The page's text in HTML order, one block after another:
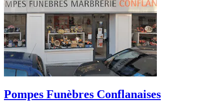
Pompes Funèbres Conflanaises